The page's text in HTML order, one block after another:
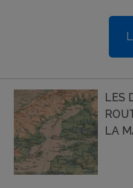
LES
LA